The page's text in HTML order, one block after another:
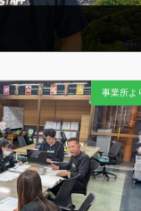
ムページにアクセスいた
平素より格別のご高配な
く御礼を申し上げます。
ら、度重なる法制度等の
事業所よ